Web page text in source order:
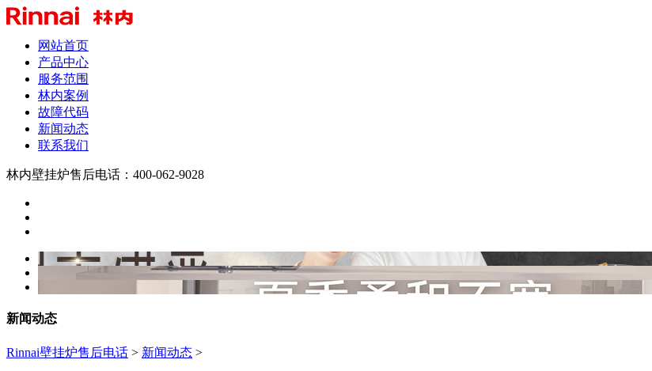
网站首页
产品中心
服务范围
林内案例
故障代码
新闻动态
联系我们
林内壁挂炉售后电话：400-062-9028
新闻动态
Rinnai壁挂炉售后电话 > 新闻动态 >